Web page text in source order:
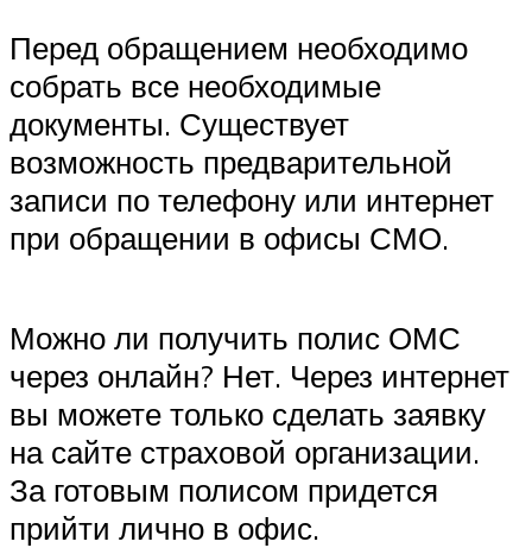
Перед обращением необходимо
собрать все необходимые
документы. Существует
возможность предварительной
записи по телефону или интернет
при обращении в офисы СМО.
Можно ли получить полис ОМС
через онлайн? Нет. Через интернет
вы можете только сделать заявку
на сайте страховой организации.
За готовым полисом придется
прийти лично в офис.